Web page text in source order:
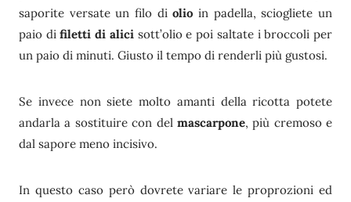
saporite versate un filo diolio in padella, sciogliete un
paio difiletti di alici sott’olio e poi saltate i broccoli per
un paio di minuti. Giusto il tempo di renderli più gustosi.
Se invece non siete molto amanti della ricotta potete
andarla a sostituire con del mascarpone, più cremoso e
dal sapore meno incisivo.
In questo caso però dovrete variare le proprozioni ed